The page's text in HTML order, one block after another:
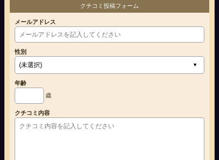
クチコミ投稿フォーム
メールアドレス
性別
年齢
歳
クチコミ内容